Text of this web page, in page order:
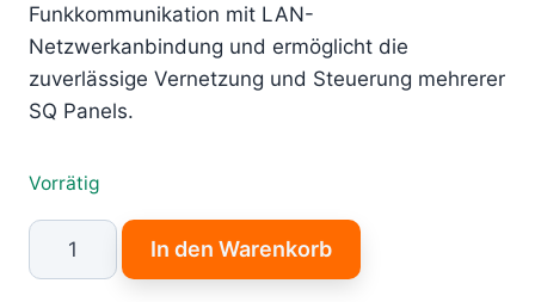
Funkkommunikation mit LAN-
Netzwerkanbindung und ermöglicht die
zuverlässige Vernetzung und Steuerung mehrerer
SQ Panels.
Vorrätig
Carenuity
SQ
In den Warenkorb